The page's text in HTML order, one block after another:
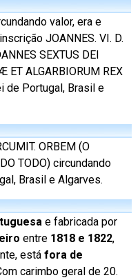
valor, era e
JOANNES. VI. D.
SEXTUS DEI
ET ALGARBIORUM REX
de Portugal, Brasil e
ORBEM (O
TODO) circundando
Brasil e Algarves.
e fabricada por
entre 1818 e 1822,
está fora de
carimbo geral de 20.